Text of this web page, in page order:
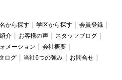
から探す 学区から探す
会員登録
介 お客様の声
スタッフブログ
メーション
会社概要
ログ 当社6つの強み
お問合せ